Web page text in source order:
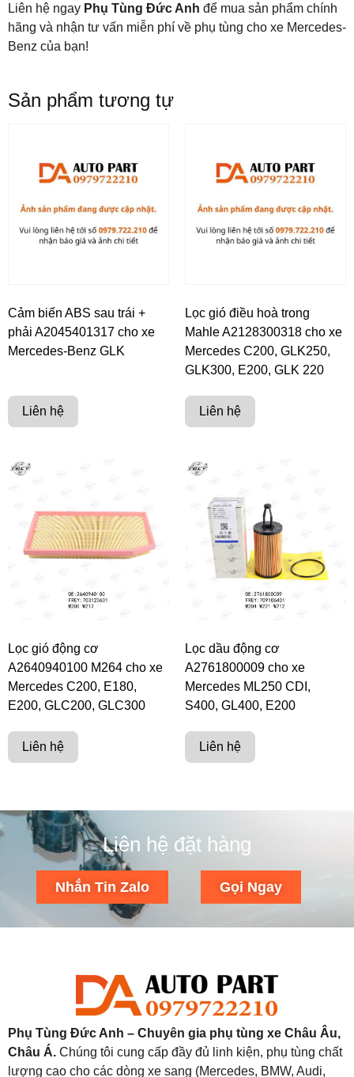
Liên hệ ngay Phụ Tùng Đức Anh để mua sản phẩm chính
hãng và nhận tư vấn miễn phí về phụ tùng cho xe Mercedes-
Benz của bạn!
Sản phẩm tương tự
Cảm biến ABS sau trái +
phải A2045401317 cho xe
Mercedes-Benz GLK
Liên hệ
Lọc gió điều hoà trong
Mahle A2128300318 cho xe
Mercedes C200, GLK250,
GLK300, E200, GLK 220
Liên hệ
Lọc gió động cơ
A2640940100 M264 cho xe
Mercedes C200, E180,
E200, GLC200, GLC300
Liên hệ
Lọc dầu động cơ
A2761800009 cho xe
Mercedes ML250 CDI,
S400, GL400, E200
Liên hệ
Liên hệ đặt hàng
Nhắn Tin Zalo Gọi Ngay
Phụ Tùng Đức Anh – Chuyên gia phụ tùng xe Châu Âu,
Châu Á. Chúng tôi cung cấp đầy đủ linh kiện, phụ tùng chất
lượng cao cho các dòng xe sang (Mercedes, BMW, Audi,